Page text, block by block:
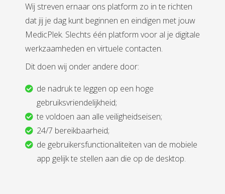
Wij streven ernaar ons platform zo in te richten
dat jij je dag kunt beginnen en eindigen met jouw
MedicPlek. Slechts één platform voor al je digitale
werkzaamheden en virtuele contacten.
Dit doen wij onder andere door:
de nadruk te leggen op een hoge
gebruiksvriendelijkheid;
te voldoen aan alle veiligheidseisen;
24/7 bereikbaarheid;
de gebruikersfunctionaliteiten van de mobiele
app gelijk te stellen aan die op de desktop.